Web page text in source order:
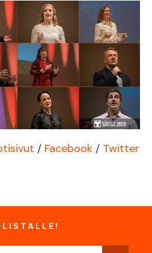
/ Facebook / Twitter